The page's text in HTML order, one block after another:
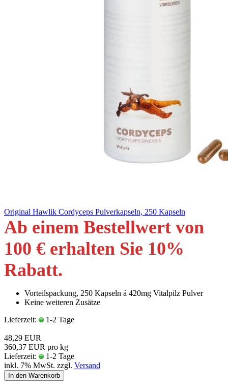
Original Hawlik Cordyceps Pulverkapseln, 250 Kapseln
Ab einem Bestellwert von
100 € erhalten Sie 10%
Rabatt.
Vorteilspackung, 250 Kapseln á 420mg Vitalpilz Pulver
Keine weiteren Zusätze
Lieferzeit:
1-2 Tage
48,29 EUR
360,37 EUR pro kg
Lieferzeit:
1-2 Tage
inkl. 7% MwSt. zzgl. Versand
In den Warenkorb